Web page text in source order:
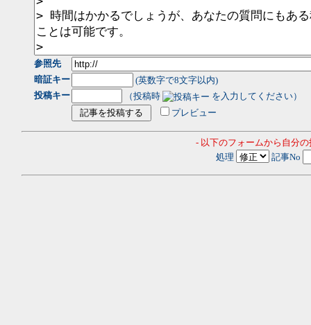
参照先
暗証キー
(英数字で8文字以内)
投稿キー
（投稿時
を入力してください）
プレビュー
- 以下のフォームから自分
処理
記事No